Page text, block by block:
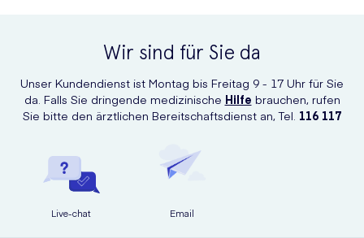
Wir sind für Sie da
Unser Kundendienst ist Montag bis Freitag 9 - 17 Uhr für Sie
da. Falls Sie dringende medizinische Hilfe brauchen, rufen
Sie bitte den ärztlichen Bereitschaftsdienst an, Tel. 116 117
Live-chat Email